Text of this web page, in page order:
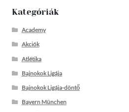
Kategóriák
Academy
Akciók
Atlétika
Bajnokok Ligája
Bajnokok Ligája-döntő
Bayern München